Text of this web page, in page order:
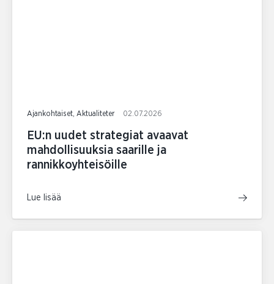
Ajankohtaiset, Aktualiteter 02.07.2026
EU:n uudet strategiat avaavat
mahdollisuuksia saarille ja
rannikkoyhteisöille
Lue lisää